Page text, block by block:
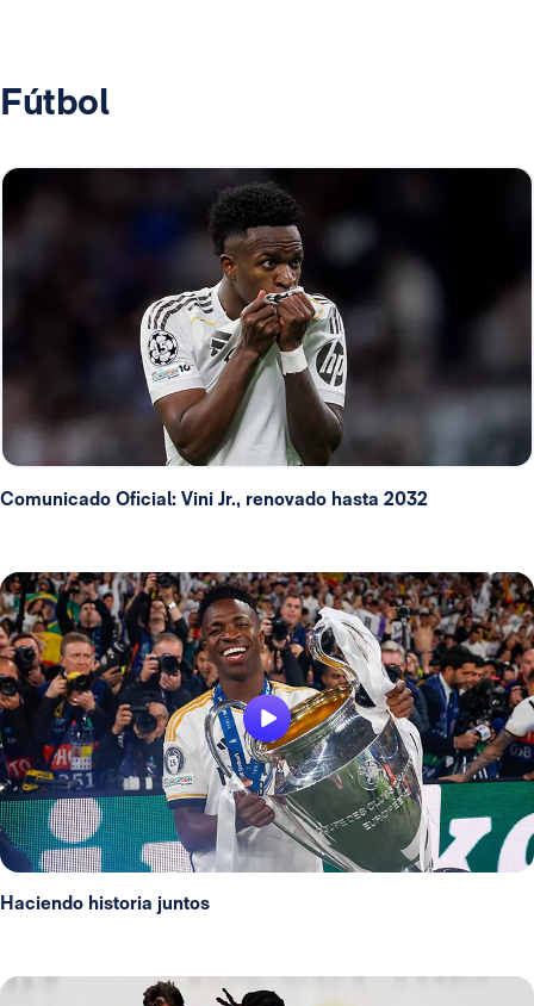
Fútbol
Comunicado Oficial: Vini Jr., renovado hasta 2032
Haciendo historia juntos